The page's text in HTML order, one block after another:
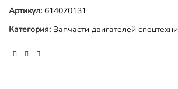
Артикул: 614070131
Категория: Запчасти двигателей